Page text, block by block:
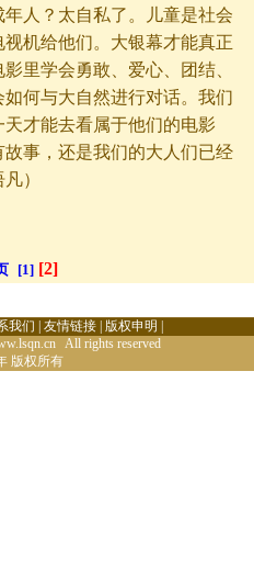
人？太自私了。儿童是社会
机给他们。大银幕才能真正
里学会勇敢、爱心、团结、
何与大自然进行对话。我们
才能去看属于他们的电影
事，还是我们的大人们已经
）
[1] [2]
我们 友情链接 版权申明
All rights reserved
版权所有